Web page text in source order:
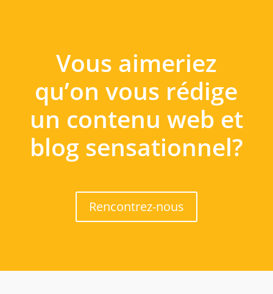
Vous aimeriez
qu’on vous rédige
un contenu web et
blog sensationnel?
Rencontrez-nous